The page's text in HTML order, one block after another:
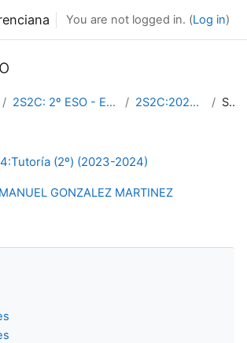
You are not logged in. (Log in)
2S2C: 2º ESO - Educación Secundaria Obligatoria (L... 2S2C:2023-2024:13009:2023-2024 Summary
(2º) (2023-2024)
GONZALEZ MARTINEZ